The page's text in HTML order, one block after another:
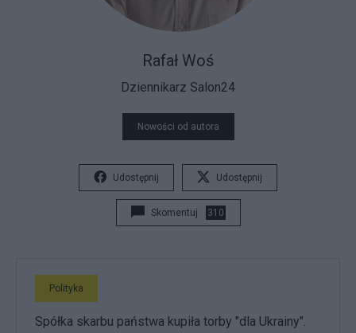
Dziennikarz Salon24
Rafał Woś
Nowości od autora
Udostępnij Udostępnij
Skomentuj 310
Polityka
Spółka skarbu państwa kupiła torby "dla Ukrainy".